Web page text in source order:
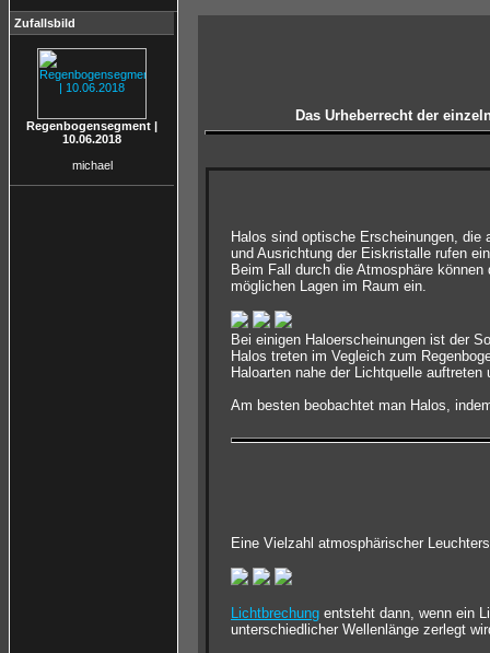
Zufallsbild
Regenbogensegment |
10.06.2018
michael
Das Urheberrecht der
Halos sind optische Erscheinungen,
und Ausrichtung der Eiskristalle rufen
Beim Fall durch die Atmosphäre
möglichen Lagen im Raum ein.
Bei einigen Haloerscheinungen ist der
Halos treten im Vegleich zum
Haloarten nahe der Lichtquelle
Am besten beobachtet man Halos,
Eine Vielzahl atmosphärischer
Lichtbrechung entsteht dann, wenn ein
unterschiedlicher Wellenlänge zerlegt